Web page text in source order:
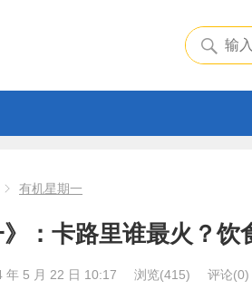
有机星期一
》：卡路里谁最火？
年 5 月 22 日 10:17 浏览(415) 评论(0)